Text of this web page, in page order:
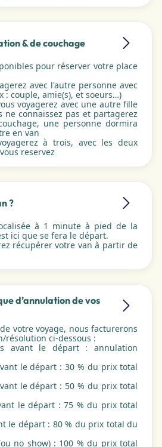
& de couchage
pour réserver votre place
avec l'autre personne avec
: couple, amie(s), et soeurs…)
voyagerez avec une autre fille
connaissez pas et partagerez
une personne dormira
en van
à trois, avec les deux
reservez
?
à 1 minute à pied de la
ici que se fera le départ.
récupérer votre van à partir de
d’annulation de vos
votre voyage, nous facturerons
résolution ci-dessous :
avant le départ : annulation
le départ : 30 % du prix total
le départ : 50 % du prix total
le départ : 75 % du prix total
le départ : 80 % du prix total du
no show) : 100 % du prix total